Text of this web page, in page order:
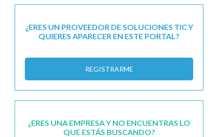
¿ERES UN PROVEEDOR DE SOLUCIONES TIC Y
QUIERES APARECER EN ESTE PORTAL?
REGISTRARME
¿ERES UNA EMPRESA Y NO ENCUENTRAS LO
QUE ESTÁS BUSCANDO?